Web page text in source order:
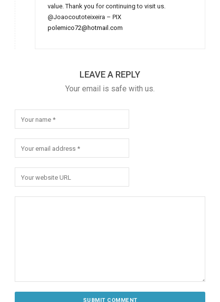
value. Thank you for continuing to visit us.
@Joaocoutoteixeira – PIX
polemico72@hotmail.com
LEAVE A REPLY
Your email is safe with us.